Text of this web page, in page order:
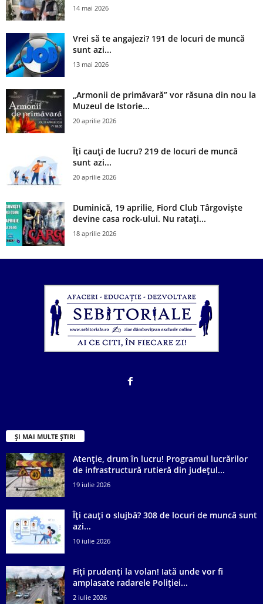
14 mai 2026
Vrei să te angajezi? 191 de locuri de muncă
sunt azi...
13 mai 2026
„Armonii de primăvară” vor răsuna din nou la
Muzeul de Istorie...
20 aprilie 2026
Îți cauți de lucru? 219 de locuri de muncă
sunt azi...
20 aprilie 2026
Duminică, 19 aprilie, Fiord Club Târgoviște
devine casa rock-ului. Nu ratați...
18 aprilie 2026
ȘI MAI MULTE ȘTIRI
Atenție, drum în lucru! Programul lucrărilor
de infrastructură rutieră din județul...
19 iulie 2026
Îți cauți o slujbă? 308 de locuri de muncă sunt
azi...
10 iulie 2026
Fiți prudenți la volan! Iată unde vor fi
amplasate radarele Poliției...
2 iulie 2026